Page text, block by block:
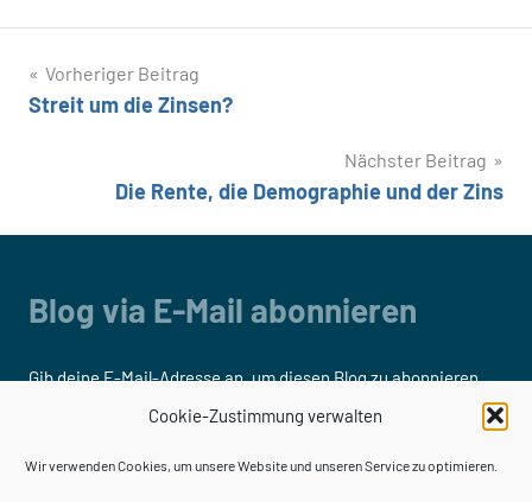
Cookie-Zustimmung verwalten
Wir verwenden Cookies, um unsere Website und unseren Service zu optimieren.
Beitragsnavigation
Vorheriger Beitrag
Streit um die Zinsen?
Nächster Beitrag
Die Rente, die Demographie und der Zins
Blog via E-Mail abonnieren
Gib deine E-Mail-Adresse an, um diesen Blog zu abonnieren
und Benachrichtigungen über neue Beiträge via E-Mail zu